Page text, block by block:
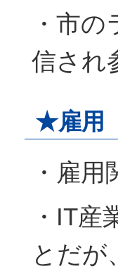
・市
信され
★雇用
・雇
・IT
とだが